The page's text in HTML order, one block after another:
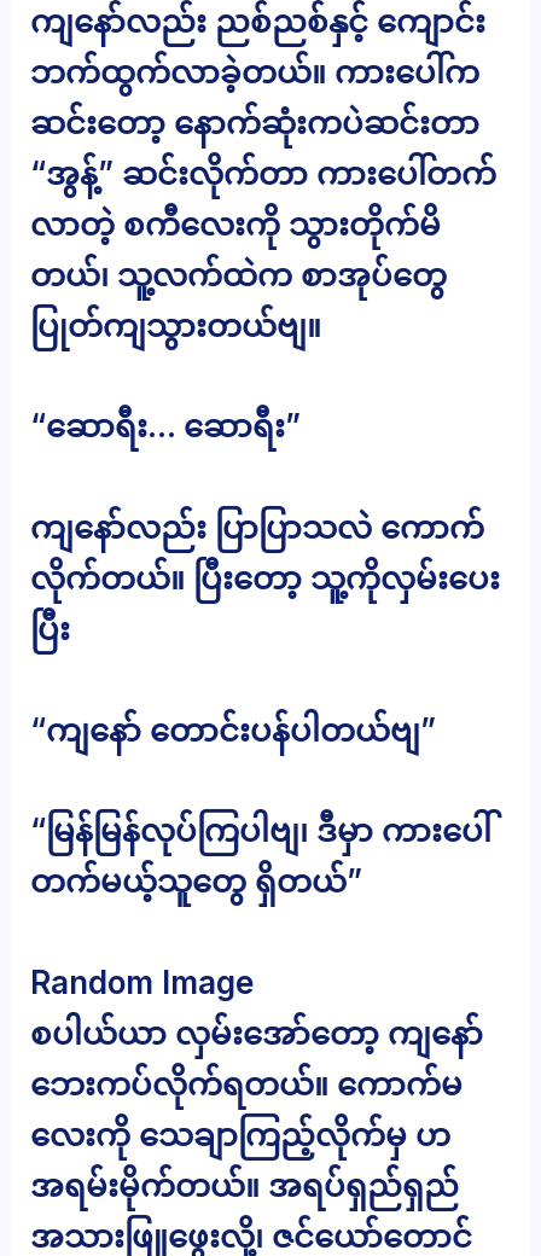
ကျနော်လည်း ညစ်ညစ်နှင့် ကျောင်း
ဘက်ထွက်လာခဲ့တယ်။ ကားပေါ်က
ဆင်းတော့ နောက်ဆုံးကပဲဆင်းတာ
“အွန့်” ဆင်းလိုက်တာ ကားပေါ်တက်
လာတဲ့ စကီလေးကို သွားတိုက်မိ
တယ်၊ သူ့လက်ထဲက စာအုပ်တွေ
ပြုတ်ကျသွားတယ်ဗျ။
“ဆောရီး… ဆောရီး”
ကျနော်လည်း ပြာပြာသလဲ ကောက်
လိုက်တယ်။ ပြီးတော့ သူ့ကိုလှမ်းပေး
ပြီး
“ကျနော် တောင်းပန်ပါတယ်ဗျ”
“မြန်မြန်လုပ်ကြပါဗျ၊ ဒီမှာ ကားပေါ်
တက်မယ့်သူတွေ ရှိတယ်”
Random Image
စပါယ်ယာ လှမ်းအော်တော့ ကျနော်
ဘေးကပ်လိုက်ရတယ်။ ကောက်မ
လေးကို သေချာကြည့်လိုက်မှ ဟ
အရမ်းမိုက်တယ်။ အရပ်ရှည်ရှည်
အသားဖြူဖွေးလို့၊ ဇင်ယော်တောင်